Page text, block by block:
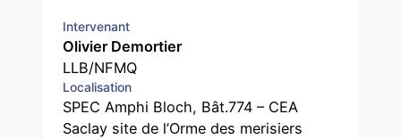
Intervenant
Olivier Demortier
LLB/NFMQ
Localisation
SPEC Amphi Bloch, Bât.774 – CEA
Saclay site de l’Orme des merisiers